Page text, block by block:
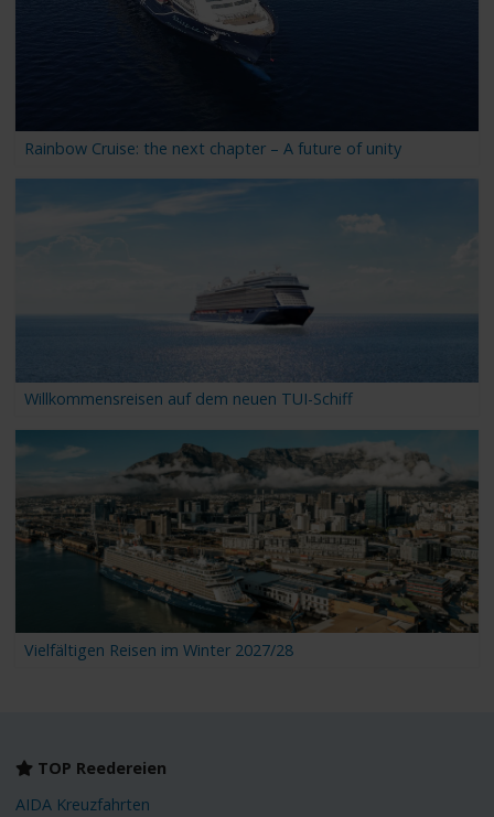
Rainbow Cruise: the next chapter – A future of unity
Willkommensreisen auf dem neuen TUI-Schiff
Vielfältigen Reisen im Winter 2027/28
TOP Reedereien
AIDA Kreuzfahrten